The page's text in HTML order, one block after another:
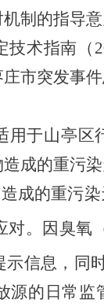
制的指导意
技术指南（
市突发事件
用于山亭区
成的重污
成的重污
对。因臭氧
信息，同
源的日常监